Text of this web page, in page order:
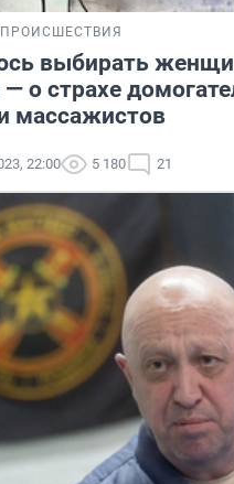
ПРОИСШЕСТВИЯ
выбирать
о страхе
массажистов
22:00 5 180 21